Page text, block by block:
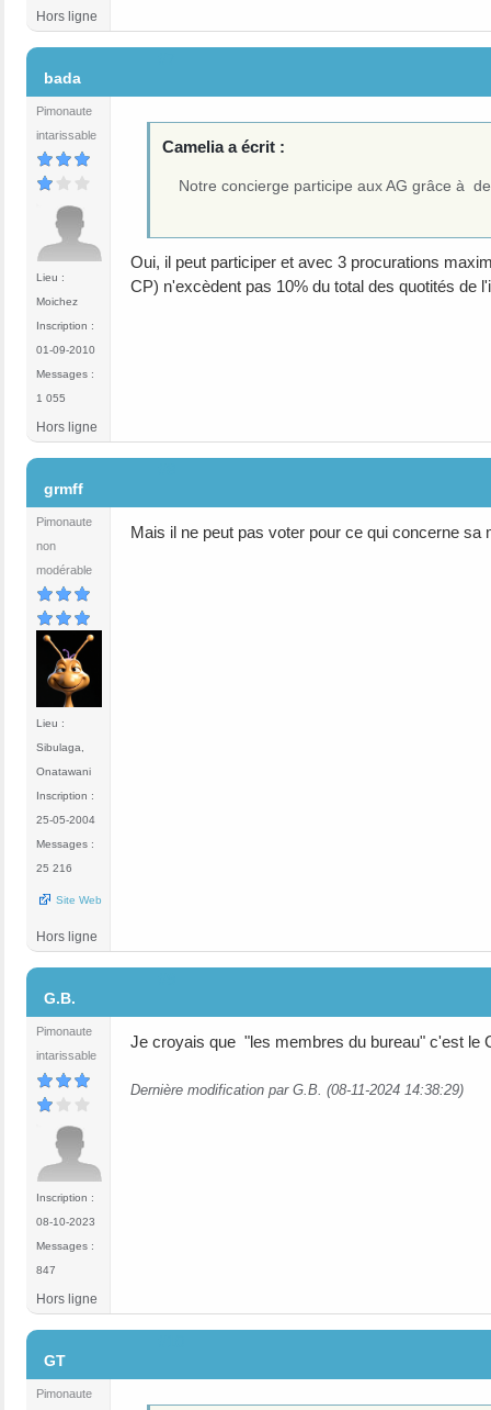
Hors ligne
bada
Pimonaute
intarissable
Lieu :
Moichez
Inscription :
01-09-2010
Messages :
1 055
Camelia a écrit :
Notre concierge participe aux AG grâce à
Oui, il peut participer et avec 3 procurations
CP) n'excèdent pas 10% du total des quotités de
Hors ligne
grmff
Pimonaute
non
modérable
Lieu :
Sibulaga,
Onatawani
Inscription :
25-05-2004
Messages :
25 216
Site Web
Mais il ne peut pas voter pour ce qui concerne sa
Hors ligne
G.B.
Pimonaute
intarissable
Inscription :
08-10-2023
Messages :
847
Je croyais que "les membres du bureau" c'est le
Dernière modification par G.B. (08-11-2024 14:38:29)
Hors ligne
GT
Pimonaute